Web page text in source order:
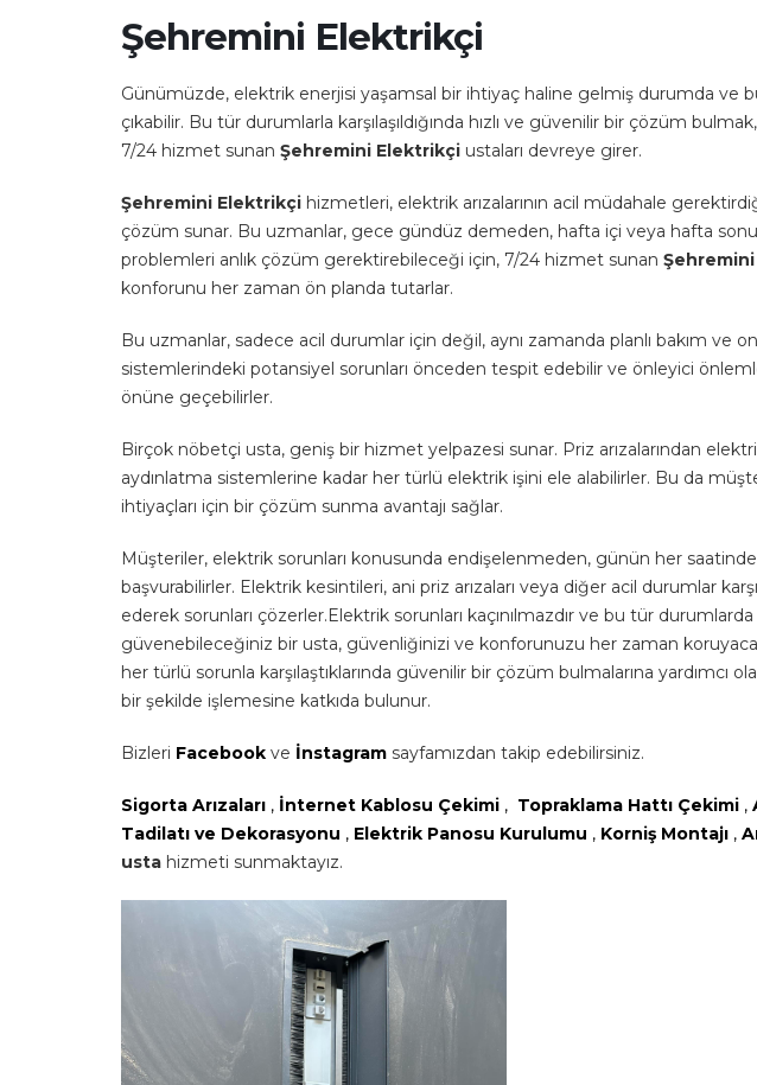
Şehremini Elektrikçi
Günümüzde, elektrik enerjisi yaşamsal bir ihtiyaç haline gelmiş durumda ve
çıkabilir. Bu tür durumlarla karşılaşıldığında hızlı ve güvenilir bir çözüm
7/24 hizmet sunan Şehremini Elektrikçi ustaları devreye girer.
Şehremini Elektrikçi hizmetleri, elektrik arızalarının acil müdahale
çözüm sunar. Bu uzmanlar, gece gündüz demeden, hafta içi veya hafta
problemleri anlık çözüm gerektirebileceği için, 7/24 hizmet sunan
konforunu her zaman ön planda tutarlar.
Bu uzmanlar, sadece acil durumlar için değil, aynı zamanda planlı bakım ve
sistemlerindeki potansiyel sorunları önceden tespit edebilir ve önleyici
önüne geçebilirler.
Birçok nöbetçi usta, geniş bir hizmet yelpazesi sunar. Priz arızalarından
aydınlatma sistemlerine kadar her türlü elektrik işini ele alabilirler. Bu da
ihtiyaçları için bir çözüm sunma avantajı sağlar.
Müşteriler, elektrik sorunları konusunda endişelenmeden, günün her
başvurabilirler. Elektrik kesintileri, ani priz arızaları veya diğer acil durumlar
ederek sorunları çözerler.Elektrik sorunları kaçınılmazdır ve bu tür
güvenebileceğiniz bir usta, güvenliğinizi ve konforunuzu her zaman
her türlü sorunla karşılaştıklarında güvenilir bir çözüm bulmalarına yardımcı
bir şekilde işlemesine katkıda bulunur.
Bizleri Facebook ve İnstagram sayfamızdan takip edebilirsiniz.
Sigorta Arızaları , İnternet Kablosu Çekimi , Topraklama Hattı Çekimi ,
Tadilatı ve Dekorasyonu , Elektrik Panosu Kurulumu , Korniş Montajı ,
usta hizmeti sunmaktayız.